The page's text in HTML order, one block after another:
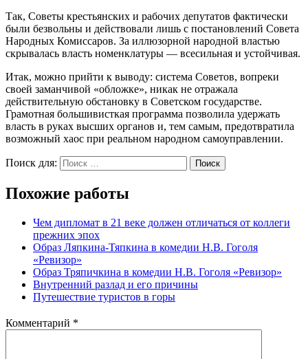
Так, Советы крестьянских и рабочих депутатов фактически
были безвольны и действовали лишь с постановлений Совета
Народных Комиссаров. За иллюзорной народной властью
скрывалась власть номенклатуры — всесильная и устойчивая.
Итак, можно прийти к выводу: система Советов, вопреки
своей заманчивой «обложке», никак не отражала
действительную обстановку в Советском государстве.
Грамотная большивисткая программа позволила удержать
власть в руках высших органов и, тем самым, предотвратила
возможный хаос при реальном народном самоуправлении.
Поиск для: Поиск
Похожие работы
Чем дипломат в 21 веке должен отличаться от коллеги
прежних эпох
Образ Ляпкина-Тяпкина в комедии Н.В. Гоголя
«Ревизор»
Образ Тряпичкина в комедии Н.В. Гоголя «Ревизор»
Внутренний разлад и его причины
Путешествие туристов в горы
Комментарий *